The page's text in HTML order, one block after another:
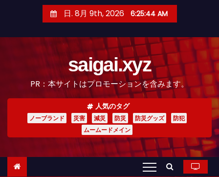
日. 8月 9th, 2026 6:25:45 AM
saigai.xyz
PR：本サイトはプロモーションを含みます。
人気のタグ
ノーブランド 災害 減災 防災 防災グッズ
防犯
ムームードメイン